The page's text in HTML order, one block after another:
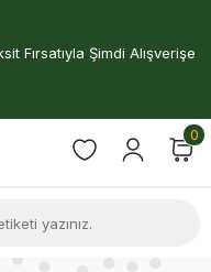
Fırsatıyla Şimdi Alışverişe
0